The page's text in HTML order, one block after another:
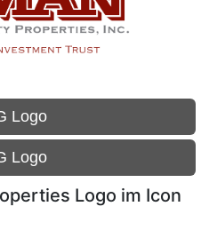
Logo
Logo
Logo im Icon